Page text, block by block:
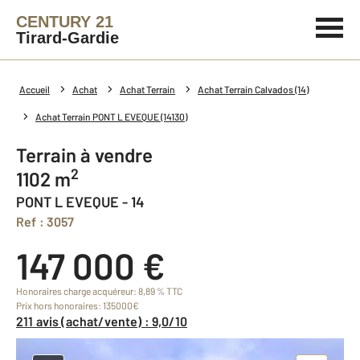
CENTURY 21
Tirard-Gardie
Accueil Achat Achat Terrain Achat Terrain Calvados (14)
Achat Terrain PONT L EVEQUE (14130)
Terrain à vendre
1102 m2
PONT L EVEQUE - 14
Ref : 3057
147 000 €
Honoraires charge acquéreur: 8,89 % TTC
Prix hors honoraires: 135000€
211 avis (achat/vente) : 9,0/10